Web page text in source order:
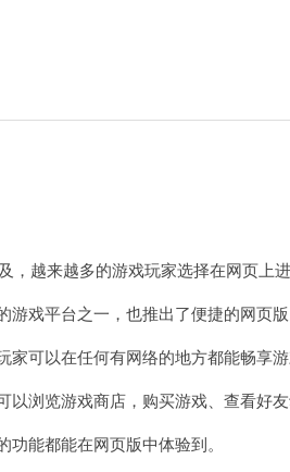
越来越多的游戏玩家选择在网页上进
戏平台之一，也推出了便捷的网页版
可以在任何有网络的地方都能畅享游
浏览游戏商店，购买游戏、查看好友
能都能在网页版中体验到。